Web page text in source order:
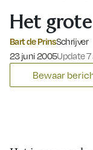
Het
Bart de PrinsSchrijver
Gepubliceerd op:
23 juni 2005Update
Bewaar